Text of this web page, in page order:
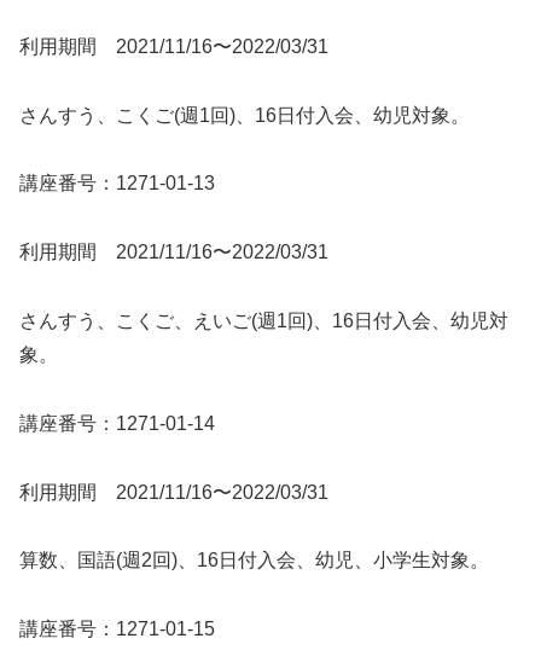
利用期間 2021/11/16〜2022/03/31
さんすう、こくご(週1回)、16日付入会、幼児対象。
講座番号：1271-01-13
利用期間 2021/11/16〜2022/03/31
さんすう、こくご、えいご(週1回)、16日付入会、幼児対
象。
講座番号：1271-01-14
利用期間 2021/11/16〜2022/03/31
算数、国語(週2回)、16日付入会、幼児、小学生対象。
講座番号：1271-01-15